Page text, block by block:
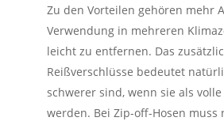
Zu den Vorteilen gehören mehr
Verwendung in mehreren
leicht zu entfernen. Das
Reißverschlüsse bedeutet
schwerer sind, wenn sie als
werden. Bei Zip-off-Hosen muss